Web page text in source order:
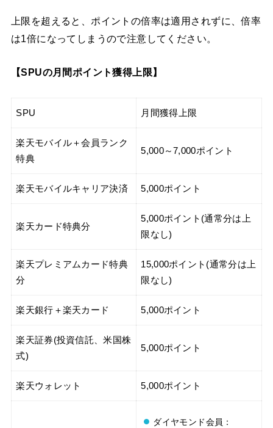
上限を超えると、ポイントの倍率は適用されずに、倍率
は1倍になってしまうので注意してください。
【SPUの月間ポイント獲得上限】
SPU 月間獲得上限
楽天モバイル＋会員ランク
特典
5,000～7,000ポイント
楽天モバイルキャリア決済 5,000ポイント
楽天カード特典分
5,000ポイント(通常分は上
限なし)
楽天プレミアムカード特典
分
15,000ポイント(通常分は上
限なし)
楽天銀行＋楽天カード 5,000ポイント
楽天証券(投資信託、米国株
式)
5,000ポイント
楽天ウォレット 5,000ポイント
ダイヤモンド会員：